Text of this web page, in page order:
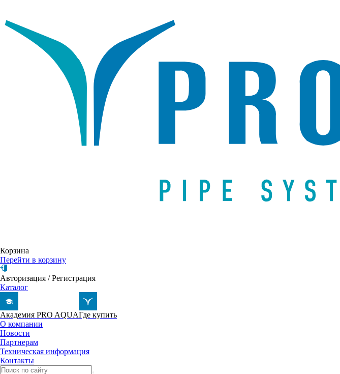
Корзина
Перейти в корзину
Авторизация /Регистрация
Каталог
Академия PRO AQUAГде купить
О компании
Новости
Партнерам
Техническая информация
Контакты